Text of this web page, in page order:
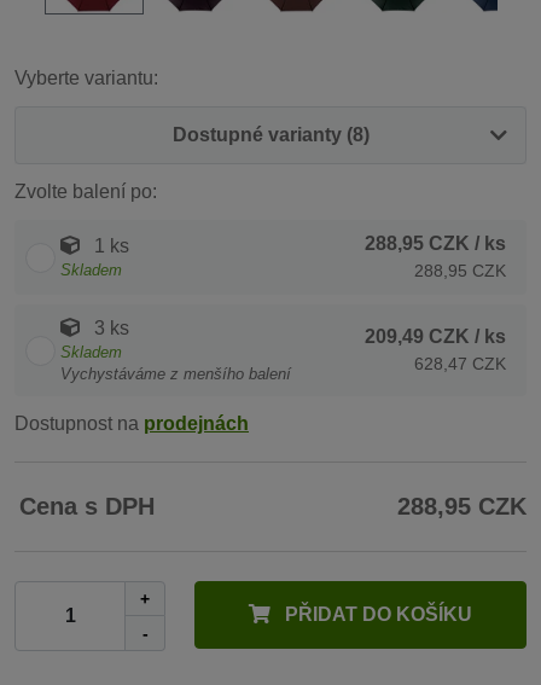
Vyberte variantu:
Dostupné varianty (8)
Zvolte balení po:
1 ks
Skladem
288,95 CZK / ks
288,95 CZK
3 ks
Skladem
Vychystáváme z menšího balení
209,49 CZK / ks
628,47 CZK
Dostupnost na prodejnách
Cena s DPH 288,95 CZK
+
-
PŘIDAT DO KOŠÍKU